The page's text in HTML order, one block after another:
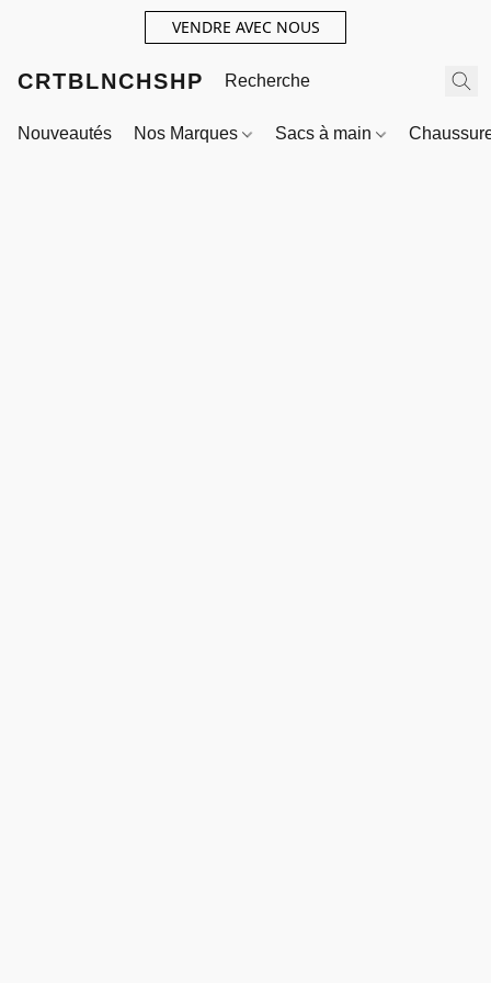
VENDRE AVEC NOUS
CRTBLNCHSHP
Nouveautés Nos Marques Sacs à main